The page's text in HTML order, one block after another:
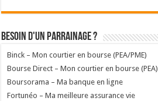
Besoin d'un parrainage ?
Binck – Mon courtier en bourse (PEA/PME)
Bourse Direct – Mon courtier en bourse (PEA)
Boursorama – Ma banque en ligne
Fortunéo – Ma meilleure assurance vie